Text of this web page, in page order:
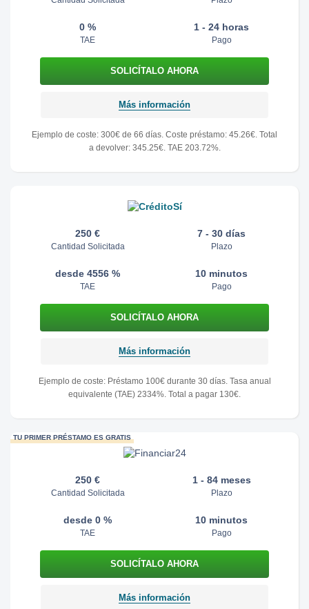
0 %
TAE
1 - 24 horas
Pago
Más información
Ejemplo de coste: 300€ de 66 días. Coste préstamo: 45.26€. Total
a devolver: 345.25€. TAE 203.72%.
250 €
Cantidad Solicitada
7 - 30 días
Plazo
desde 4556 %
TAE
10 minutos
Pago
Más información
Ejemplo de coste: Préstamo 100€ durante 30 días. Tasa anual
equivalente (TAE) 2334%. Total a pagar 130€.
TU PRIMER PRÉSTAMO ES GRATIS
250 €
Cantidad Solicitada
1 - 84 meses
Plazo
desde 0 %
TAE
10 minutos
Pago
Más información